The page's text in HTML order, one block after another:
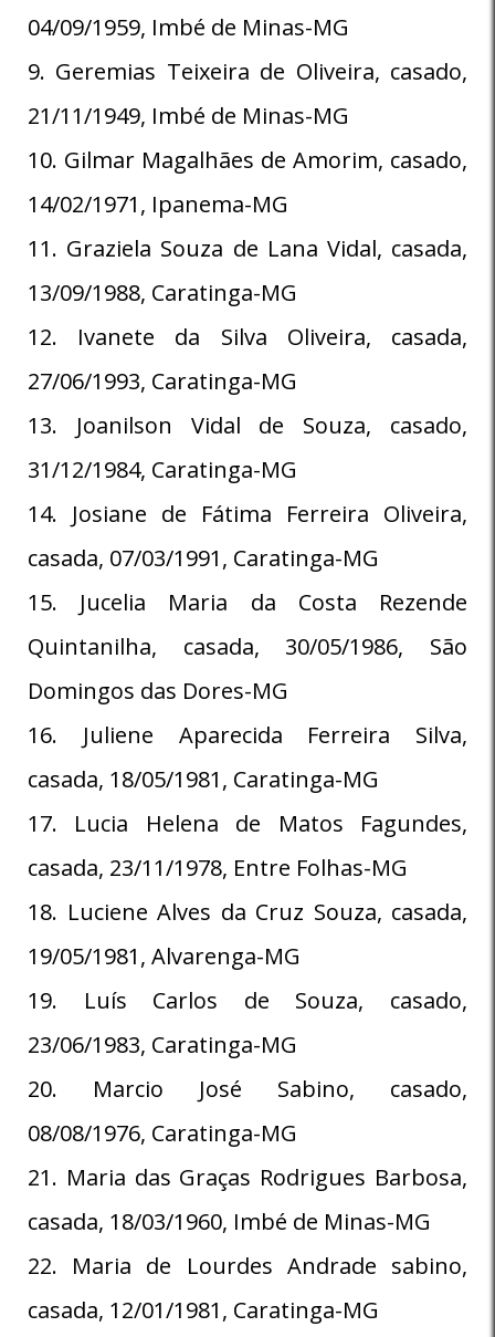
04/09/1959, Imbé de Minas-MG
9. Geremias Teixeira de Oliveira, casado,
21/11/1949, Imbé de Minas-MG
10. Gilmar Magalhães de Amorim, casado,
14/02/1971, Ipanema-MG
11. Graziela Souza de Lana Vidal, casada,
13/09/1988, Caratinga-MG
12. Ivanete da Silva Oliveira, casada,
27/06/1993, Caratinga-MG
13. Joanilson Vidal de Souza, casado,
31/12/1984, Caratinga-MG
14. Josiane de Fátima Ferreira Oliveira,
casada, 07/03/1991, Caratinga-MG
15. Jucelia Maria da Costa Rezende
Quintanilha, casada, 30/05/1986, São
Domingos das Dores-MG
16. Juliene Aparecida Ferreira Silva,
casada, 18/05/1981, Caratinga-MG
17. Lucia Helena de Matos Fagundes,
casada, 23/11/1978, Entre Folhas-MG
18. Luciene Alves da Cruz Souza, casada,
19/05/1981, Alvarenga-MG
19. Luís Carlos de Souza, casado,
23/06/1983, Caratinga-MG
20. Marcio José Sabino, casado,
08/08/1976, Caratinga-MG
21. Maria das Graças Rodrigues Barbosa,
casada, 18/03/1960, Imbé de Minas-MG
22. Maria de Lourdes Andrade sabino,
casada, 12/01/1981, Caratinga-MG